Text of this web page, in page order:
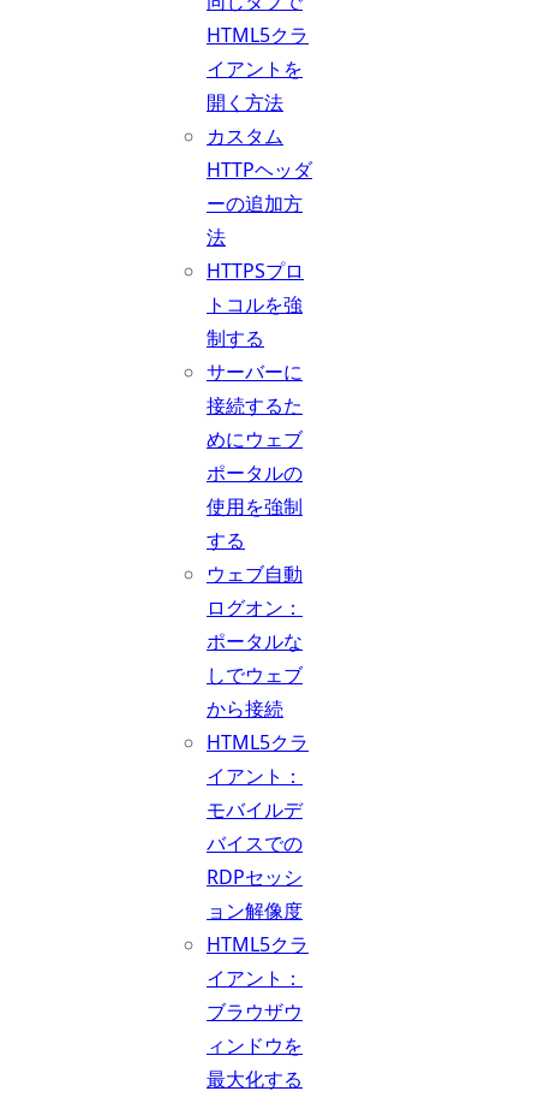
HTML5クラ
イアントを
開く方法
カスタム
HTTPヘッダ
ーの追加方
法
HTTPSプロ
トコルを強
制する
サーバーに
接続するた
めにウェブ
ポータルの
使用を強制
する
ウェブ自動
ログオン：
ポータルな
しでウェブ
から接続
HTML5クラ
イアント：
モバイルデ
バイスでの
RDPセッシ
ョン解像度
HTML5クラ
イアント：
ブラウザウ
ィンドウを
最大化する